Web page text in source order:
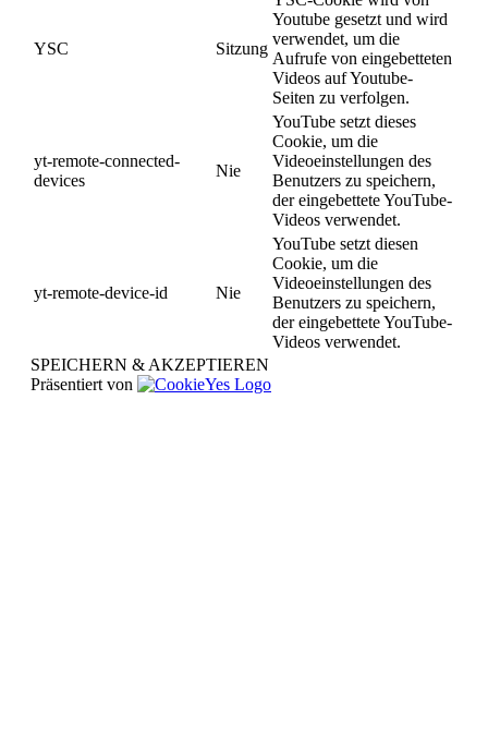
YSC Sitzung
Youtube gesetzt und wird
verwendet, um die
Aufrufe von eingebetteten
Videos auf Youtube-
Seiten zu verfolgen.
yt-remote-connected-
devices
Nie
YouTube setzt dieses
Cookie, um die
Videoeinstellungen des
Benutzers zu speichern,
der eingebettete YouTube-
Videos verwendet.
yt-remote-device-id Nie
YouTube setzt diesen
Cookie, um die
Videoeinstellungen des
Benutzers zu speichern,
der eingebettete YouTube-
Videos verwendet.
SPEICHERN & AKZEPTIEREN
Präsentiert von